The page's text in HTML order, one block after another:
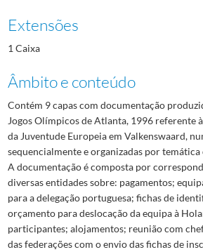
Extensões
1 Caixa
Âmbito e conteúdo
Contém 9 capas com documentação
Jogos Olímpicos de Atlanta, 1996 referente
da Juventude Europeia em Valkenswaard,
sequencialmente e organizadas por
A documentação é composta por
diversas entidades sobre: pagamentos;
para a delegação portuguesa; fichas de
orçamento para deslocação da equipa à
participantes; alojamentos; reunião com
das federações com o envio das fichas de